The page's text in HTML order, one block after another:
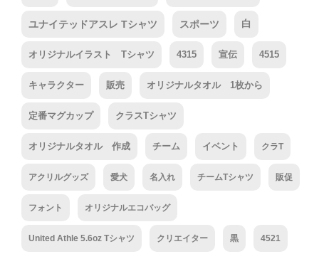
ユナイテッドアスレ Tシャツ スポーツ 白
オリジナルイラスト Tシャツ 4315 宣伝 4515
キャラクター 販売 オリジナルタオル 1枚から
定番マグカップ クラスTシャツ
オリジナルタオル 作成 チーム イベント クラT
アクリルグッズ 愛犬 名入れ チームTシャツ 販促
フォント オリジナルエコバッグ
United Athle 5.6oz Tシャツ クリエイター 黒 4521